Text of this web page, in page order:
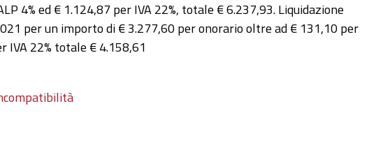
4% ed € 1.124,87 per IVA 22%, totale € 6.237,93. Liquidazione
per un importo di € 3.277,60 per onorario oltre ad € 131,10 per
IVA 22% totale € 4.158,61